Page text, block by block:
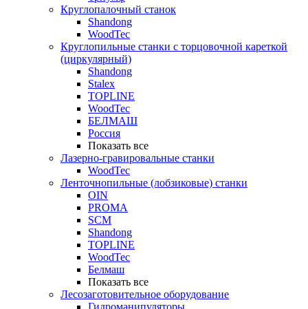
Круглопалочный станок
Shandong
WoodTec
Круглопильные станки с торцовочной кареткой
(циркулярный)
Shandong
Stalex
TOPLINE
WoodTec
БЕЛМАШ
Россия
Показать все
Лазерно-гравировальные станки
WoodTec
Ленточнопильные (лобзиковые) станки
OIN
PROMA
SCM
Shandong
TOPLINE
WoodTec
Белмаш
Показать все
Лесозаготовительное оборудование